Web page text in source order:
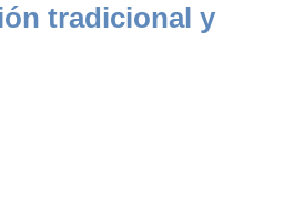
tradicional y